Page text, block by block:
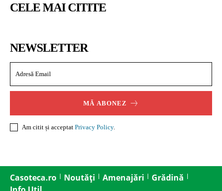
CELE MAI CITITE
NEWSLETTER
MĂ ABONEZ
Am citit și acceptat Privacy Policy.
Casoteca.ro Noutăți Amenajări
Grădină